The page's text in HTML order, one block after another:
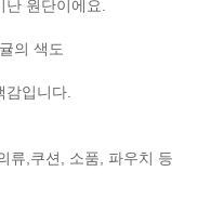
원단이에요.
의 색도
감입니다.
류,쿠션, 소품, 파우치 등